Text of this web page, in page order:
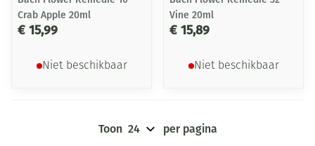
Crab Apple 20ml
€ 15,99
Niet beschikbaar
Vine 20ml
€ 15,89
Niet beschikbaar
Toon per pagina